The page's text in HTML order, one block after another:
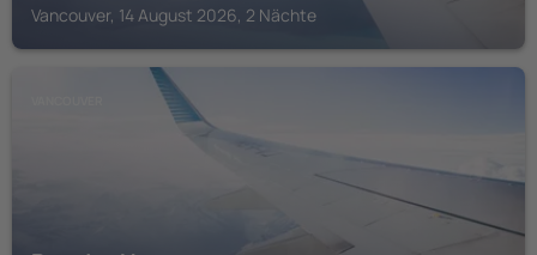
Vancouver, 14 August 2026, 2 Nächte